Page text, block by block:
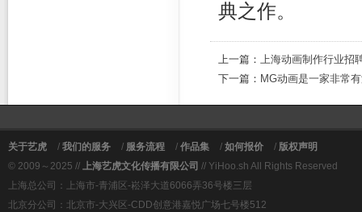
典之作。
上一篇： 上海动画制作行业招
下一篇： MG动画是一家非常
关于艺虎 / 我们的服务 / 服务流程 / 作品集 / 如何报价 / 版权声明
© 2009～2025 // 上海艺虎文化传播有限公司 // YiHoo.sh All Rights Reserved
上海总公司：上海市-青浦区-崧泽大道6066弄36号楼三层
北京分公司：北京市-大兴区-CDD创意港嘉悦广场七号楼512